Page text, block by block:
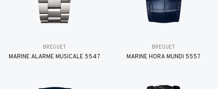
BREGUET
MARINE ALARME MUSICALE 5547
BREGUET
MARINE HORA MUNDI 5557